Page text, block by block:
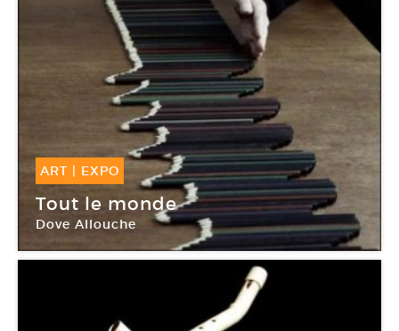
ART | EXPO
11 Sep -06 Déc 2015
Tout le monde
Dove Allouche
Crédac